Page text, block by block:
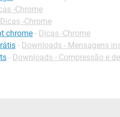
-Chrome
Dicas -Chrome
chrome - Dicas -Chrome
- Downloads - Mensagens
- Downloads - Compressão e